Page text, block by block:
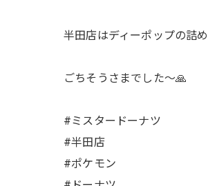
半田店はディーポップの詰
ごちそうさまでした〜🙏
#ミスタードーナツ
#半田店
#ポケモン